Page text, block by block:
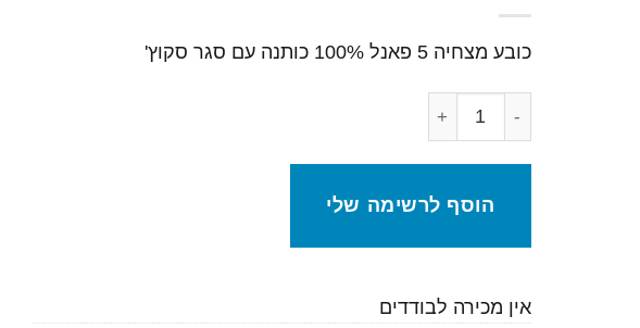
כובע מצחיה 5 פאנל 100% כותנה עם סגר סקוץ'
הוסף לרשימה שלי
אין מכירה לבודדים